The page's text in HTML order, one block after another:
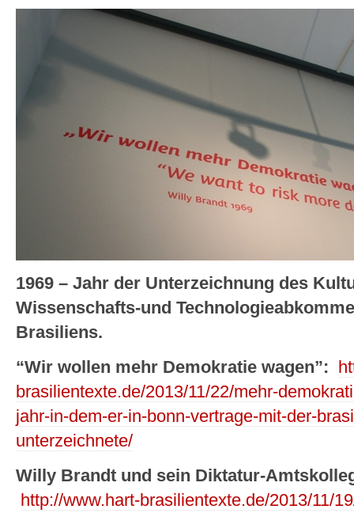
1969 – Jahr der Unterzeichnung des
Wissenschafts-und
Brasiliens.
“Wir wollen mehr Demokratie wagen”:
brasilientexte.de/2013/11/22/mehr-
jahr-in-dem-er-in-bonn-vertrage-mit-der-
unterzeichnete/
Willy Brandt und sein Diktatur-
http://www.hart-brasilientexte.de/2013/11/